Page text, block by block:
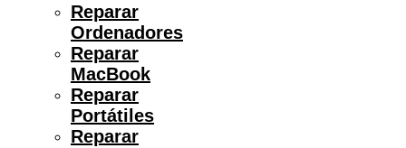
Reparar
Ordenadores
Reparar
MacBook
Reparar
Portátiles
Reparar